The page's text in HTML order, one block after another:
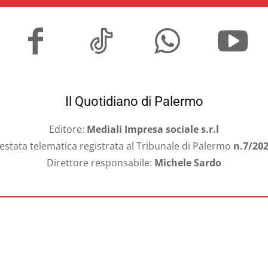
Il Quotidiano di Palermo
Editore: Mediali Impresa sociale s.r.l
telematica registrata al Tribunale di Palermo n.7/
Direttore responsabile: Michele Sardo